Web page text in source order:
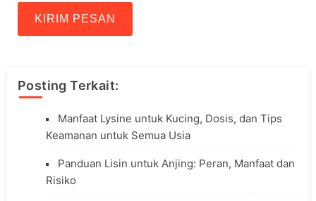
KIRIM PESAN
Posting Terkait:
Manfaat Lysine untuk Kucing, Dosis, dan Tips
Keamanan untuk Semua Usia
Panduan Lisin untuk Anjing: Peran, Manfaat dan
Risiko